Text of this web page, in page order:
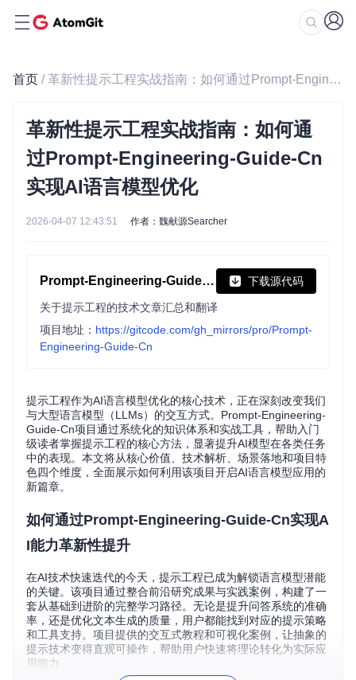
首页 / 革新性提示工程实战指南：如何通过Prompt-Engineering-Guide-Cn实现AI语言模型优化
革新性提示工程实战指南：如何通
过Prompt-Engineering-Guide-Cn
实现AI语言模型优化
2026-04-07 12:43:51 作者：魏献源Searcher
Prompt-Engineering-Guide-Cn 下载源代码
关于提示工程的技术文章汇总和翻译
项目地址： https://gitcode.com/gh_mirrors/pro/Prompt-
Engineering-Guide-Cn
提示工程作为AI语言模型优化的核心技术，正在深刻改变我们
与大型语言模型（LLMs）的交互方式。Prompt-Engineering-
Guide-Cn项目通过系统化的知识体系和实战工具，帮助入门
级读者掌握提示工程的核心方法，显著提升AI模型在各类任务
中的表现。本文将从核心价值、技术解析、场景落地和项目特
色四个维度，全面展示如何利用该项目开启AI语言模型应用的
新篇章。
如何通过Prompt-Engineering-Guide-Cn实现A
I能力革新性提升
在AI技术快速迭代的今天，提示工程已成为解锁语言模型潜能
的关键。该项目通过整合前沿研究成果与实践案例，构建了一
套从基础到进阶的完整学习路径。无论是提升问答系统的准确
率，还是优化文本生成的质量，用户都能找到对应的提示策略
和工具支持。项目提供的交互式教程和可视化案例，让抽象的
提示技术变得直观可操作，帮助用户快速将理论转化为实际应
用能力。